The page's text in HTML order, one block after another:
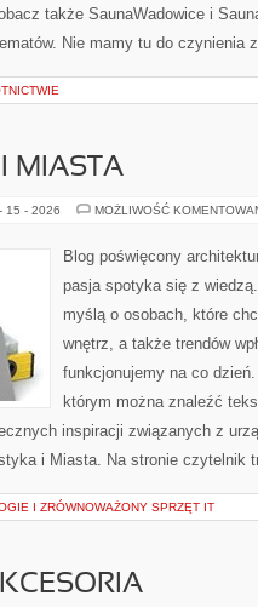
także SaunaWadowice i
Nie mamy tu do czynienia
MIASTA
15 - 2026 MOŻLIWOŚĆ
Blog poświęcony
pasja spotyka się z
myślą o osobach, które
wnętrz, a także trendów
funkcjonujemy na co
którym można znaleźć
inspiracji związanych z
i Miasta. Na stronie czytelnik
I ZRÓWNOWAŻONY SPRZĘT IT